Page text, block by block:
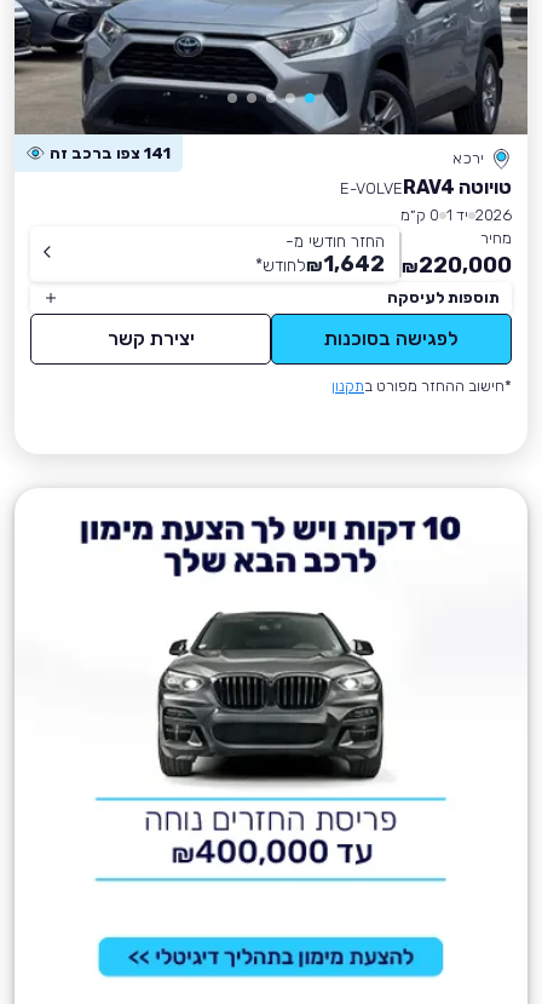
ירכא 141 צפו ברכב זה
טויוטה RAV4
E-VOLVE
2026 יד 1
0 ק״מ
מחיר
220,000
₪
החזר חודשי מ-
1,642
₪לחודש*
תוספות לעיסקה
לפגישה בסוכנות יצירת קשר
*חישוב ההחזר מפורט בתקנון